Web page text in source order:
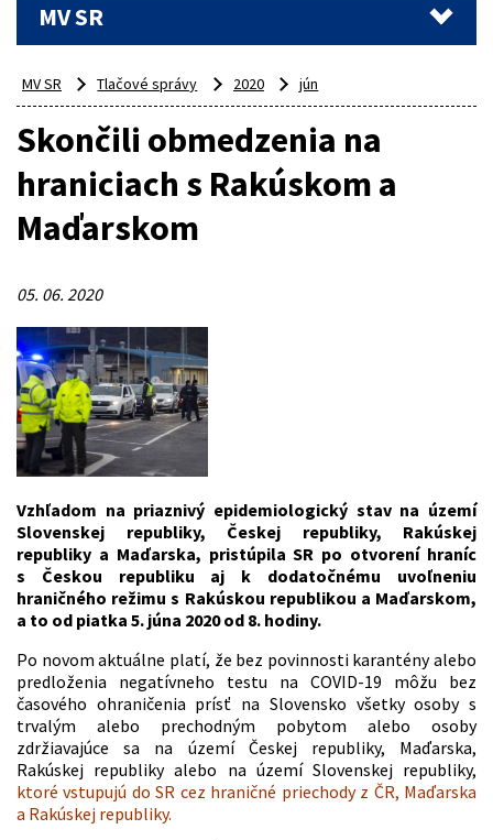
MV SR
MV SR Tlačové správy 2020 jún
Skončili obmedzenia na
hraniciach s Rakúskom a
Maďarskom
05. 06. 2020
Vzhľadom na priaznivý epidemiologický stav na území
Slovenskej republiky, Českej republiky, Rakúskej
republiky a Maďarska, pristúpila SR po otvorení hraníc
s Českou republiku aj k dodatočnému uvoľneniu
hraničného režimu s Rakúskou republikou a Maďarskom,
a to od piatka 5. júna 2020 od 8. hodiny.
Po novom aktuálne platí, že bez povinnosti karantény alebo
predloženia negatívneho testu na COVID-19 môžu bez
časového ohraničenia prísť na Slovensko všetky osoby s
trvalým alebo prechodným pobytom alebo osoby
zdržiavajúce sa na území Českej republiky, Maďarska,
Rakúskej republiky alebo na území Slovenskej republiky,
ktoré vstupujú do SR cez hraničné priechody z ČR, Maďarska
a Rakúskej republiky.